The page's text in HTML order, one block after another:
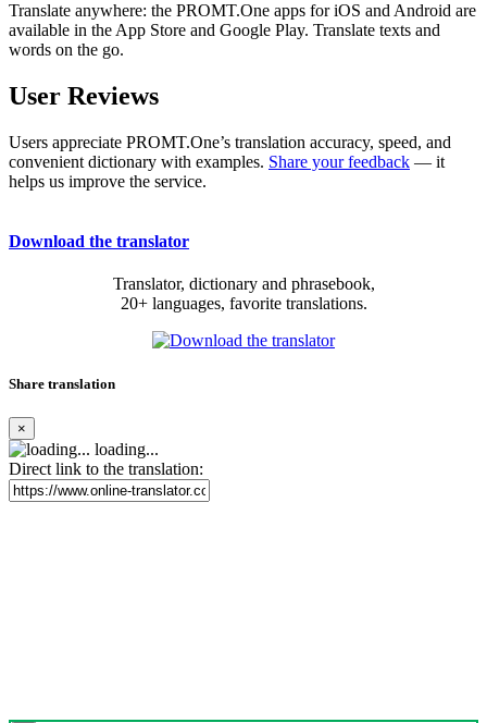
Translate anywhere: the PROMT.One apps for iOS and Android are
available in the App Store and Google Play. Translate texts and
words on the go.
User Reviews
Users appreciate PROMT.One’s translation accuracy, speed, and
convenient dictionary with examples. Share your feedback — it
helps us improve the service.
Download the translator
Translator, dictionary and phrasebook,
20+ languages, favorite translations.
Share translation
×
loading...
Direct link to the translation: